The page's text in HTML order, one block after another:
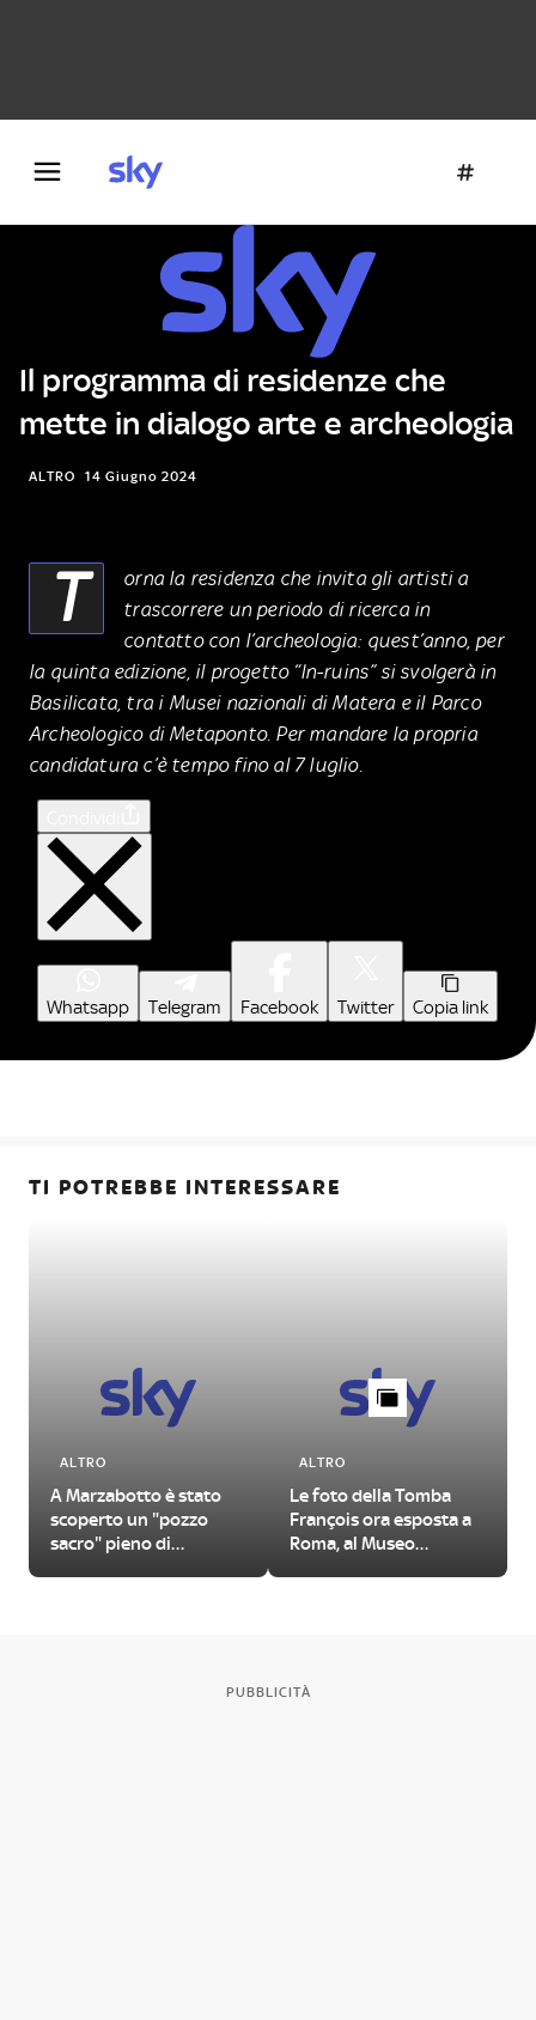
Il programma di residenze che
mette in dialogo arte e archeologia
ALTRO 14 Giugno 2024
T
orna la residenza che invita gli artisti a
trascorrere un periodo di ricerca in
contatto con l’archeologia: quest’anno, per
la quinta edizione, il progetto “In-ruins” si svolgerà in
Basilicata, tra i Musei nazionali di Matera e il Parco
Archeologico di Metaponto. Per mandare la propria
candidatura c’è tempo fino al 7 luglio.
Whatsapp Telegram Facebook Twitter Copia link
TI POTREBBE INTERESSARE
ALTRO
A Marzabotto è stato
scoperto un "pozzo
sacro" pieno di
ALTRO
Le foto della Tomba
François ora esposta a
Roma, al Museo
PUBBLICITÀ